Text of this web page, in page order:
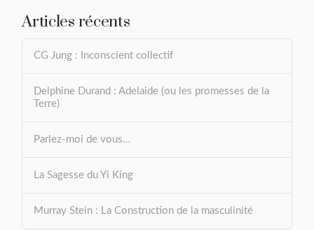
Articles récents
CG Jung : Inconscient collectif
Delphine Durand : Adelaide (ou les promesses de la
Terre)
Parlez-moi de vous…
La Sagesse du Yi King
Murray Stein : La Construction de la masculinité